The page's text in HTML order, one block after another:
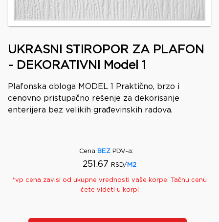
UKRASNI STIROPOR ZA PLAFON
- DEKORATIVNI Model 1
Plafonska obloga MODEL 1 Praktično, brzo i
cenovno pristupačno rešenje za dekorisanje
enterijera bez velikih građevinskih radova.
Cena BEZ PDV-a:
251.67 RSD/ M2
*vp cena zavisi od ukupne vrednosti vaše korpe. Tačnu cenu
ćete videti u korpi